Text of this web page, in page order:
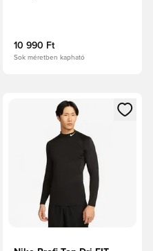
10 990 Ft
Sok méretben kapható
vagy a tagként
Megnyit egy modált a